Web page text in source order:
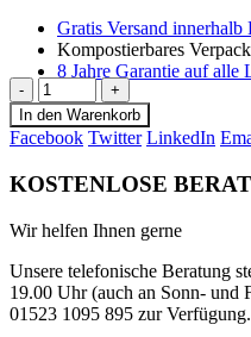
Gratis Versand innerhalb
Kompostierbares
8 Jahre Garantie auf alle
-
+
In den Warenkorb
Facebook Twitter LinkedIn
KOSTENLOSE
Wir helfen Ihnen gerne
Unsere telefonische Beratung
19.00 Uhr (auch an Sonn- und
01523 1095 895 zur Verfügung.